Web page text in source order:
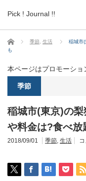
Pick ! Journal !!
ホーム 季節 生活
稲城市(
も
本ページはプロモーショ
季節
稲城市(東京)の梨
や料金は?食べ放
2018/09/01 季節, 生活